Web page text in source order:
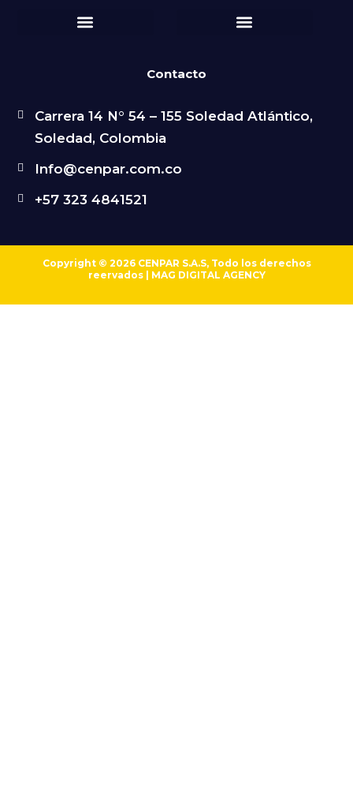
Contacto
Carrera 14 N° 54 – 155 Soledad Atlántico,
Soledad, Colombia
Info@cenpar.com.co
+57 323 4841521
Copyright © 2026 CENPAR S.A.S, Todo los derechos
reervados | MAG DIGITAL AGENCY